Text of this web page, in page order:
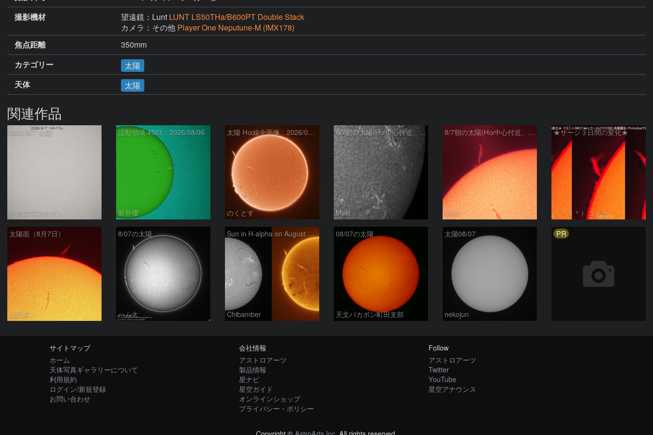
撮影機材
望遠鏡：Lunt LUNT LS50THa/B600PT Double Stack
カメラ：その他 Player One Neputune-M (IMX178)
焦点距離
350mm
カテゴリー
太陽
天体
太陽
関連作品
2026/8/7 太陽
小犬のプロキオン
活動領域 4501：2026/08/06
新井優
太陽 Hα線全面像 2026/08/07
のくとす
8/7朝の太陽(Hα中心付近、4498、4502付近)
Maki
8/7朝の太陽(Hα中心付近、プロミネンス)
Maki
★サージ３日間の変化★
（＾０＾）コメト
太陽面（8月7日）
山田昇
8/07の太陽
ハム太
Sun in H-alpha on August 7, 2026
Chibamber
08/07の太陽
天文バカボン町田支部
太陽08/07
nekojun
PR
サイトマップ
ホーム
天体写真ギャラリーについて
利用規約
ログイン/新規登録
お問い合わせ
会社情報
アストロアーツ
製品情報
星ナビ
星空ガイド
オンラインショップ
プライバシー・ポリシー
Follow
アストロアーツ
Twitter
YouTube
星空アナウンス